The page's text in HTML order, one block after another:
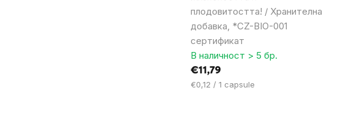
плодовитостта! / Хранителна
добавка, *CZ-BIO-001
сертификат
В наличност > 5 бр.
€11,79
Цена
€0,12 / 1 capsule